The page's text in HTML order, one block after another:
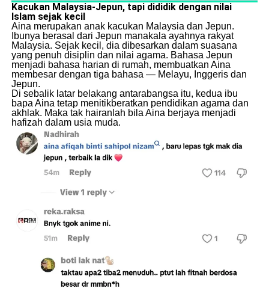
Kacukan Malaysia-Jepun, tapi dididik dengan nilai
Islam sejak kecil
Aina merupakan anak kacukan Malaysia dan Jepun.
Ibunya berasal dari Jepun manakala ayahnya rakyat
Malaysia. Sejak kecil, dia dibesarkan dalam suasana
yang penuh disiplin dan nilai agama. Bahasa Jepun
menjadi bahasa harian di rumah, membuatkan Aina
membesar dengan tiga bahasa — Melayu, Inggeris dan
Jepun.
Di sebalik latar belakang antarabangsa itu, kedua ibu
bapa Aina tetap menitikberatkan pendidikan agama dan
akhlak. Maka tak hairanlah bila Aina berjaya menjadi
hafizah dalam usia muda.